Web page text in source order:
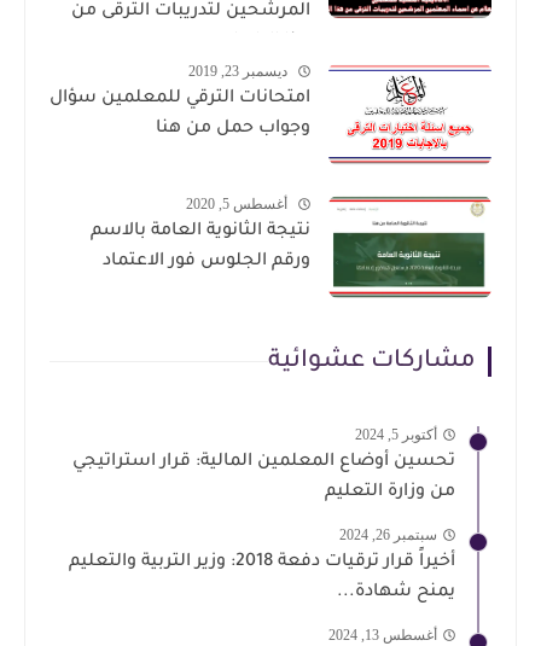
المرشحين لتدريبات الترقى من
ديسمبر 23, 2019
امتحانات الترقي للمعلمين سؤال
وجواب حمل من هنا
أغسطس 5, 2020
نتيجة الثانوية العامة بالاسم
ورقم الجلوس فور الاعتماد
مشاركات عشوائية
أكتوبر 5, 2024
تحسين أوضاع المعلمين المالية: قرار استراتيجي
من وزارة التعليم
سبتمبر 26, 2024
أخيراً قرار ترقيات دفعة 2018: وزير التربية والتعليم
يمنح شهادة...
أغسطس 13, 2024